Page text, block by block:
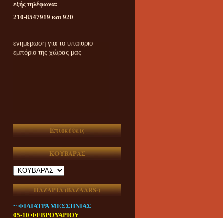
εξής τηλέφωνα:
210-8547919 και 920
εμπόριο της χώρας μας
Επισκέψεις
ΚΟΥΒΑΡΑΣ
ΠΑΖΑΡΙΑ (ΒAZAARS-)
~ ΦΙΛΙΑΤΡΑ ΜΕΣΣΗΝΙΑΣ
05-10 ΦΕΒΡΟΥΑΡΙΟΥ